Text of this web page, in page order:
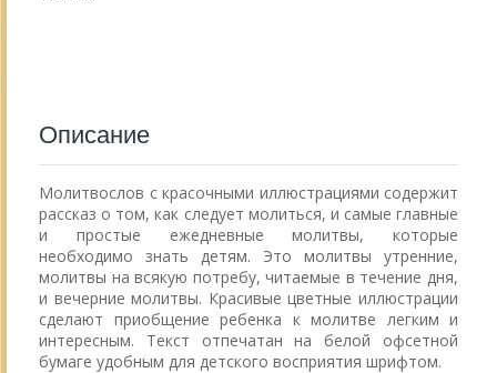
Описание
Молитвослов с красочными иллюстрациями содержит
рассказ о том, как следует молиться, и самые главные
и простые ежедневные молитвы, которые
необходимо знать детям. Это молитвы утренние,
молитвы на всякую потребу, читаемые в течение дня,
и вечерние молитвы. Красивые цветные иллюстрации
сделают приобщение ребенка к молитве легким и
интересным. Текст отпечатан на белой офсетной
бумаге удобным для детского восприятия шрифтом.